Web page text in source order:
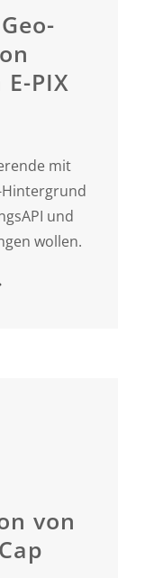
PIX
mit
Hintergrund
und
wollen.
von